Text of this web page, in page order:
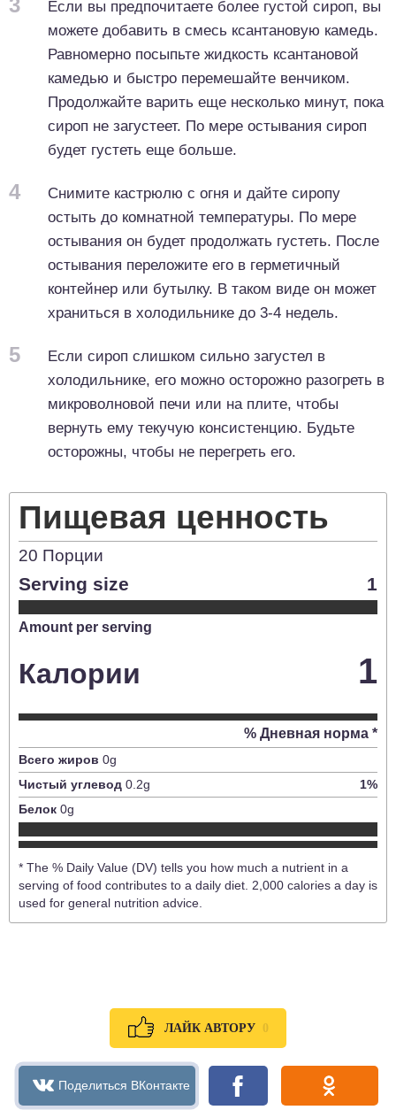
3
Если вы предпочитаете более густой сироп, вы
можете добавить в смесь ксантановую камедь.
Равномерно посыпьте жидкость ксантановой
камедью и быстро перемешайте венчиком.
Продолжайте варить еще несколько минут, пока
сироп не загустеет. По мере остывания сироп
будет густеть еще больше.
4
Снимите кастрюлю с огня и дайте сиропу
остыть до комнатной температуры. По мере
остывания он будет продолжать густеть. После
остывания переложите его в герметичный
контейнер или бутылку. В таком виде он может
храниться в холодильнике до 3-4 недель.
5
Если сироп слишком сильно загустел в
холодильнике, его можно осторожно разогреть в
микроволновой печи или на плите, чтобы
вернуть ему текучую консистенцию. Будьте
осторожны, чтобы не перегреть его.
Пищевая ценность
20 Порции
Serving size 1
Amount per serving
Калории 1
% Дневная норма *
Всего жиров 0g
Чистый углевод 0.2g 1%
Белок 0g
* The % Daily Value (DV) tells you how much a nutrient in a
serving of food contributes to a daily diet. 2,000 calories a day is
used for general nutrition advice.
ЛАЙК АВТОРУ 0